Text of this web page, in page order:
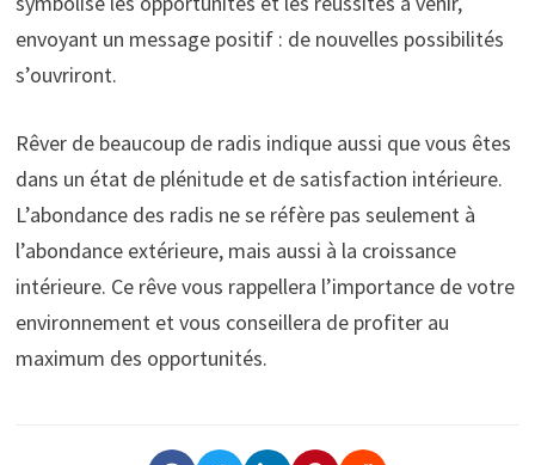
envoyant un message positif : de nouvelles possibilités
s’ouvriront.
Rêver de beaucoup de radis indique aussi que vous êtes
dans un état de plénitude et de satisfaction intérieure.
L’abondance des radis ne se réfère pas seulement à
l’abondance extérieure, mais aussi à la croissance
intérieure. Ce rêve vous rappellera l’importance de votre
environnement et vous conseillera de profiter au
maximum des opportunités.